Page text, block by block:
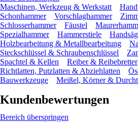
Maschinen, Werkzeug & Werkstatt
Schonhammer
Vorschlaghammer
Schlosserhammer
Fäustel
Spezialhammer
Hammerstiele
Holzbearbeitung & Metallbearbeitung
Steckschlüssel & Schraubenschlüssel
Spachtel & Kellen
Reiber & Reibebretter
Richtlatten, Putzlatten & Abziehlatten
Bauwerkzeuge
Meißel, Körner &
Kundenbewertungen
Bereich überspringen